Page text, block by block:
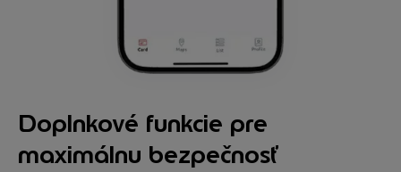
Doplnkové funkcie pre
maximálnu bezpečnosť